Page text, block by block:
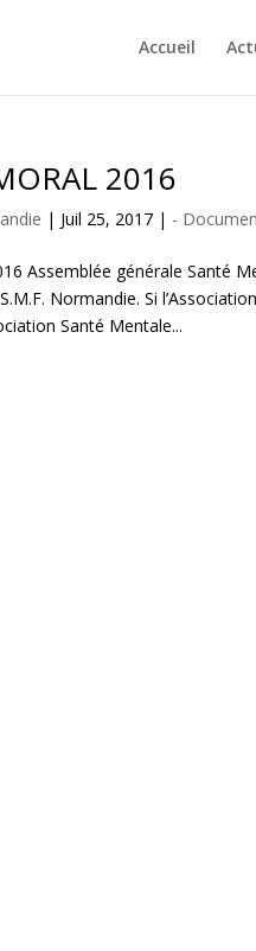
Accueil
2016
| Juil 25, 2017 | -
Assemblée générale Santé
Normandie. Si
Santé Mentale...